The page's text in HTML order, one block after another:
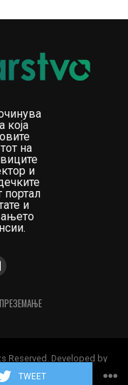
TWEET
која
на
и
портал
и
Reserved. Developed by